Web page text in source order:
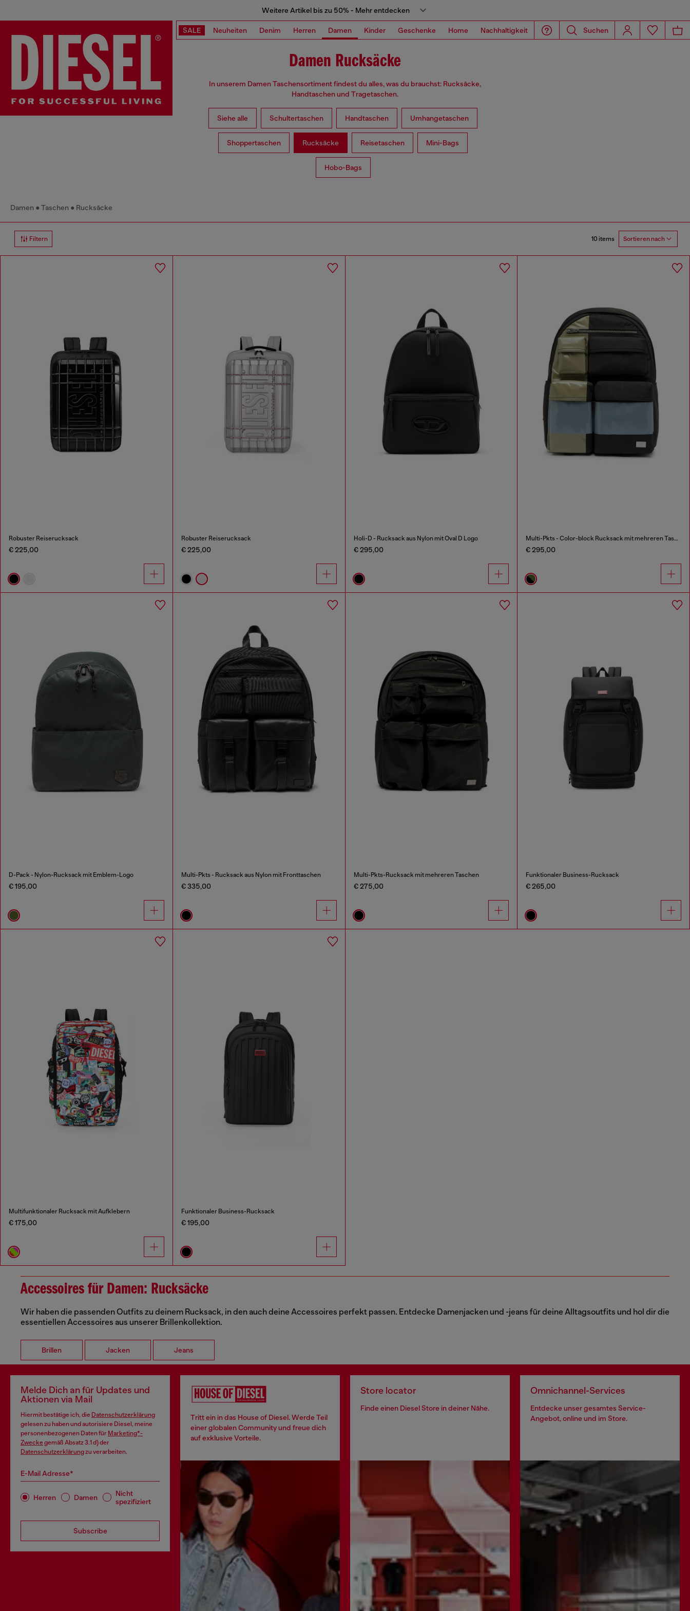
Weitere Artikel bis zu 50% - Mehr entdecken
SALE Neuheiten Denim Herren Damen Kinder Geschenke Home Nachhaltigkeit Suchen
Damen Rucksäcke
In unserem Damen Taschensortiment findest du alles, was du brauchst: Rucksäcke,
Handtaschen und Tragetaschen.
Siehe alle Schultertaschen Handtaschen Umhangetaschen
Shoppertaschen Rucksäcke Reisetaschen Mini-Bags
Hobo-Bags
Damen Taschen Rucksäcke
Filtern 10 items Sortieren nach
Robuster Reiserucksack
€ 225,00
Robuster Reiserucksack
€ 225,00
Holi-D - Rucksack aus Nylon mit Oval D Logo
€ 295,00
Multi-Pkts - Color-block Rucksack mit mehreren Taschen
€ 295,00
D-Pack - Nylon-Rucksack mit Emblem-Logo
€ 195,00
Multi-Pkts - Rucksack aus Nylon mit Fronttaschen
€ 335,00
Multi-Pkts-Rucksack mit mehreren Taschen
€ 275,00
Funktionaler Business-Rucksack
€ 265,00
Multifunktionaler Rucksack mit Aufklebern
€ 175,00
Funktionaler Business-Rucksack
€ 195,00
Accessoires für Damen: Rucksäcke
Wir haben die passenden Outfits zu deinem Rucksack, in den auch deine Accessoires perfekt passen. Entdecke Damenjacken und -jeans für deine Alltagsoutfits und hol dir die
essentiellen Accessoires aus unserer Brillenkollektion.
Brillen Jacken Jeans
Melde Dich an für Updates und
Aktionen via Mail
Hiermit bestätige ich, die Datenschutzerklärung
gelesen zu haben und autorisiere Diesel, meine
personenbezogenen Daten für Marketing*-
Zwecke gemäß Absatz 3.1 d) der
Datenschutzerklärungzu verarbeiten.
E-Mail Adresse*
Herren Damen
Nicht
spezifiziert
Subscribe
Tritt ein in das House of Diesel. Werde Teil
einer globalen Community und freue dich
auf exklusive Vorteile.
Store locator
Finde einen Diesel Store in deiner Nähe.
Omnichannel-Services
Entdecke unser gesamtes Service-
Angebot, online und im Store.